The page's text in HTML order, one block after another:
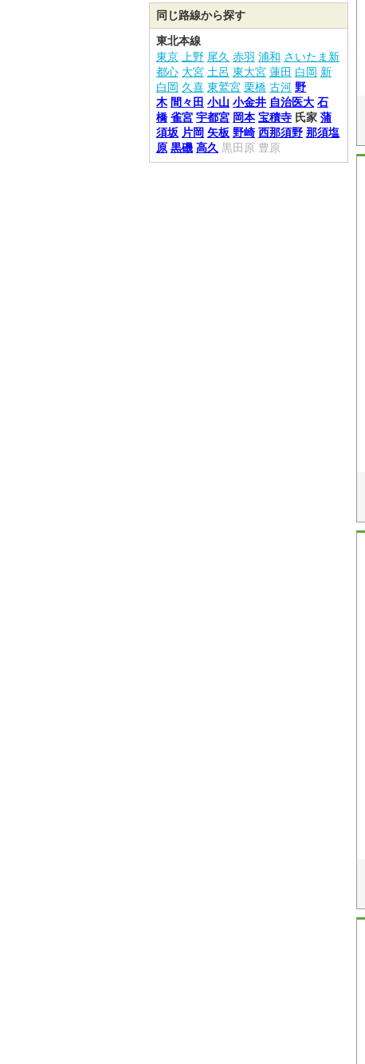
同じ路線から探す
東北本線
東京
上野 尾久 赤羽 浦和 さいたま新
都心 大宮 土呂 東大宮 蓮田 白岡 新
白岡 久喜 東鷲宮 栗橋 古河 野
木 間々田 小山 小金井 自治医大 石
橋 雀宮 宇都宮 岡本 宝積寺 氏家 蒲
須坂 片岡 矢板 野崎 西那須野 那須塩
原 黒磯 高久 黒田原 豊原